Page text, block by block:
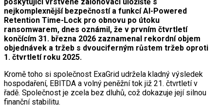
nejkomplexnější bezpečností a funkcí AI-Powered
Retention Time-Lock pro obnovu po útoku
ransomwarem, dnes oznámil, že v prvním čtvrtletí
končícím 31. března 2026 zaznamenal rekordní objem
objednávek a tržeb s dvouciferným růstem tržeb oproti
1. čtvrtletí roku 2025.
Kromě toho si společnost ExaGrid udržela kladný výsledek
hospodaření, EBITDA a volný peněžní tok již 21. čtvrtletí v
řadě. Společnost je zcela bez dluhů, což dokazuje její silnou
finanční stabilitu.